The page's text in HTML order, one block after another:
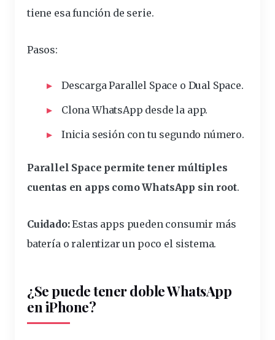
tiene esa función de serie.
Pasos:
Descarga Parallel Space o Dual Space.
Clona WhatsApp desde la app.
Inicia sesión con tu segundo número.
Parallel Space permite tener múltiples
cuentas en apps como WhatsApp sin root.
Cuidado:Estas apps pueden consumir más
batería o ralentizar un poco el sistema.
¿Se puede tener doble WhatsApp
en iPhone?